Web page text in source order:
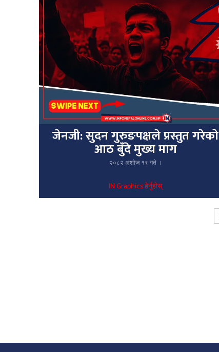
जेनजी: सुदन गुरुङपक्षले प्रस्तुत गरेको
आठ बुँदे मुख्य माग
२०८२ अशोज १९ गते ।
IN Graphics हेर्नुहोस्